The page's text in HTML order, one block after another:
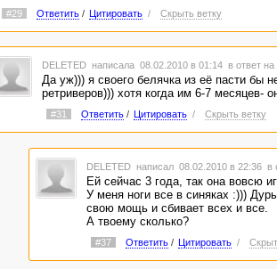
#29 Ответить/ Цитировать / Скрыть ветку
DELETED написала 08.02.2010 в 01:14 в ответ на
Да уж))) я своего белячка из её пасти бы
ретриверов))) хотя когда им 6-7 месяцев-
#31 Ответить/ Цитировать / Скрыть ветку
DELETED написал 08.02.2010 в 22:36 в
Ей сейчас 3 года, так она вовсю
У меня ноги все в синяках :)))
свою мощь и сбивает всех и все.
А твоему сколько?
#37 Ответить/ Цитировать /